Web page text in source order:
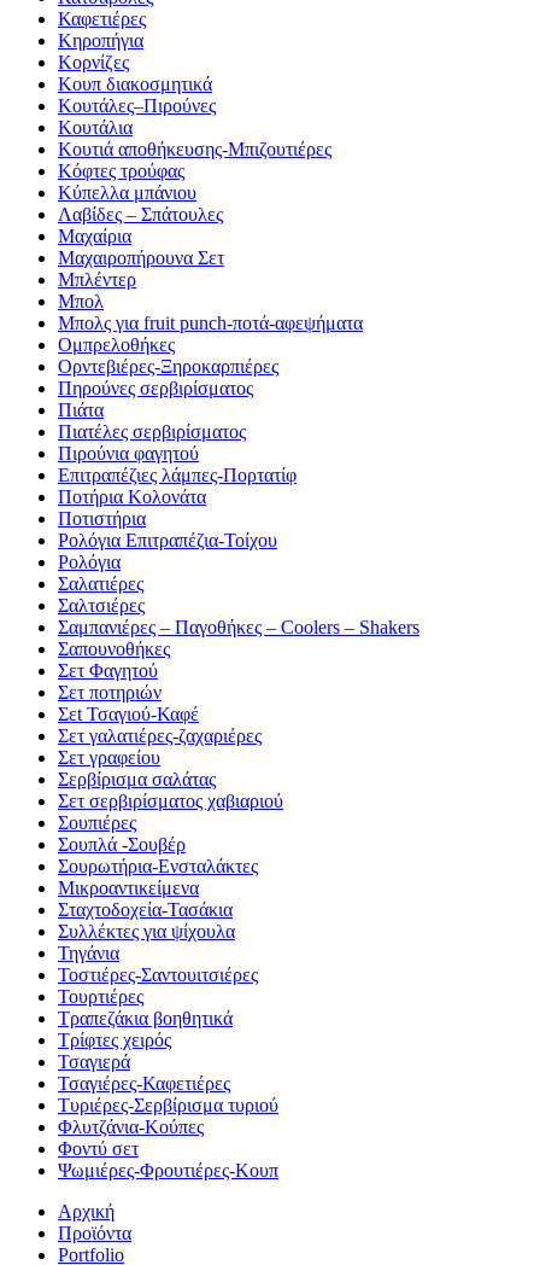
Καφετιέρες
Κηροπήγια
Κορνίζες
Κουπ διακοσμητικά
Κουτάλες–Πιρούνες
Κουτάλια
Κουτιά αποθήκευσης-Μπιζουτιέρες
Κόφτες τρούφας
Κύπελλα μπάνιου
Λαβίδες – Σπάτουλες
Μαχαίρια
Μαχαιροπήρουνα Σετ
Μπλέντερ
Μπολ
Μπολς για fruit punch-ποτά-αφεψήματα
Ομπρελοθήκες
Ορντεβιέρες-Ξηροκαρπιέρες
Πηρούνες σερβιρίσματος
Πιάτα
Πιατέλες σερβιρίσματος
Πιρούνια φαγητού
Επιτραπέζιες λάμπες-Πορτατίφ
Ποτήρια Κολονάτα
Ποτιστήρια
Ρολόγια Επιτραπέζια-Τοίχου
Ρολόγια
Σαλατιέρες
Σαλτσιέρες
Σαμπανιέρες – Παγοθήκες – Coolers – Shakers
Σαπουνοθήκες
Σετ Φαγητού
Σετ ποτηριών
Σεt Τσαγιού-Καφέ
Σετ γαλατιέρες-ζαχαριέρες
Σετ γραφείου
Σερβίρισμα σαλάτας
Σετ σερβιρίσματος χαβιαριού
Σουπιέρες
Σουπλά -Σουβέρ
Σουρωτήρια-Ενσταλάκτες
Μικροαντικείμενα
Σταχτοδοχεία-Τασάκια
Συλλέκτες για ψίχουλα
Τηγάνια
Τοστιέρες-Σαντουιτσιέρες
Τουρτιέρες
Τραπεζάκια βοηθητικά
Τρίφτες χειρός
Τσαγιερά
Τσαγιέρες-Καφετιέρες
Τυριέρες-Σερβίρισμα τυριού
Φλυτζάνια-Κούπες
Φοντύ σετ
Ψωμιέρες-Φρουτιέρες-Κουπ
Αρχική
Προϊόντα
Portfolio